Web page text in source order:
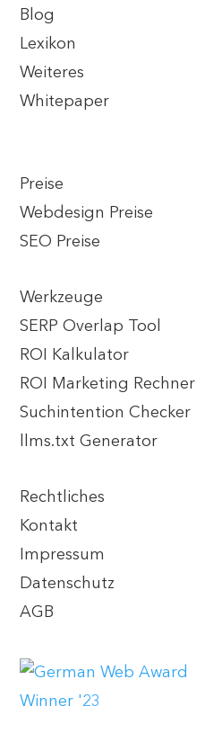
Blog
Lexikon
Weiteres
Whitepaper
Preise
Webdesign Preise
SEO Preise
Werkzeuge
SERP Overlap Tool
ROI Kalkulator
ROI Marketing Rechner
Suchintention Checker
llms.txt Generator
Rechtliches
Kontakt
Impressum
Datenschutz
AGB